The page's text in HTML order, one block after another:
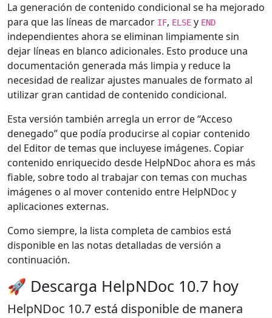
La generación de contenido condicional se ha mejorado
para que las líneas de marcador IF, ELSE y END
independientes ahora se eliminan limpiamente sin
dejar líneas en blanco adicionales. Esto produce una
documentación generada más limpia y reduce la
necesidad de realizar ajustes manuales de formato al
utilizar gran cantidad de contenido condicional.
Esta versión también arregla un error de “Acceso
denegado” que podía producirse al copiar contenido
del Editor de temas que incluyese imágenes. Copiar
contenido enriquecido desde HelpNDoc ahora es más
fiable, sobre todo al trabajar con temas con muchas
imágenes o al mover contenido entre HelpNDoc y
aplicaciones externas.
Como siempre, la lista completa de cambios está
disponible en las notas detalladas de versión a
continuación.
🚀 Descarga HelpNDoc 10.7 hoy
HelpNDoc 10.7 está disponible de manera